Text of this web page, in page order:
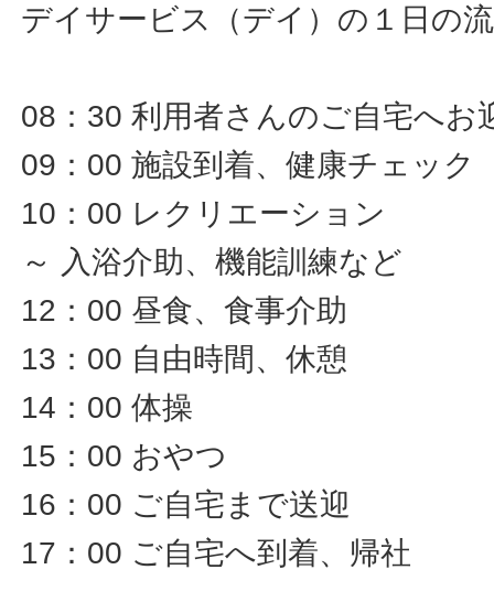
デイサービス（デイ）の１日の
08：30 利用者さんのご自宅へお
09：00 施設到着、健康チェック
10：00 レクリエーション
～ 入浴介助、機能訓練など
12：00 昼食、食事介助
13：00 自由時間、休憩
14：00 体操
15：00 おやつ
16：00 ご自宅まで送迎
17：00 ご自宅へ到着、帰社